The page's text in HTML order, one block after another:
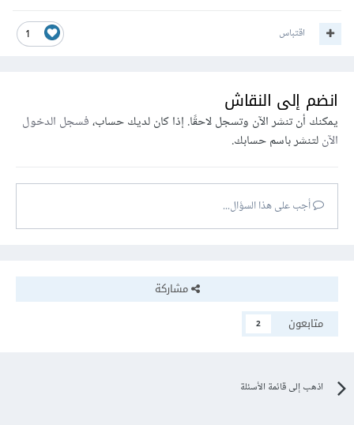
1 اقتباس
انضم إلى النقاش
يمكنك أن تنشر الآن وتسجل لاحقًا. إذا كان لديك حساب،فسجل الدخول
الآنلتنشر باسم حسابك.
أجب على هذا السؤال...
مشاركة
متابعون
2
اذهب إلى قائمة الأسئلة